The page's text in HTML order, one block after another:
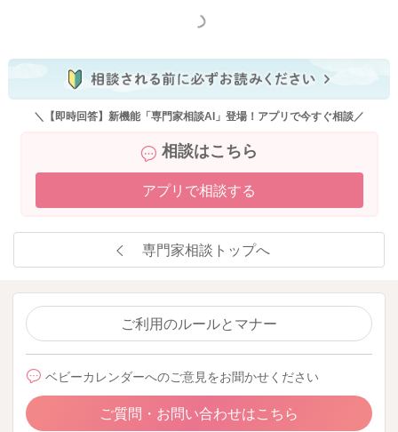
もっと見る
＼【即時回答】新機能「専門家相談AI」登場！アプリで今すぐ相談／
相談はこちら
アプリで相談する
専門家相談トップへ
ご利用のルールとマナー
ベビーカレンダーへのご意見をお聞かせください
ご質問・お問い合わせはこちら